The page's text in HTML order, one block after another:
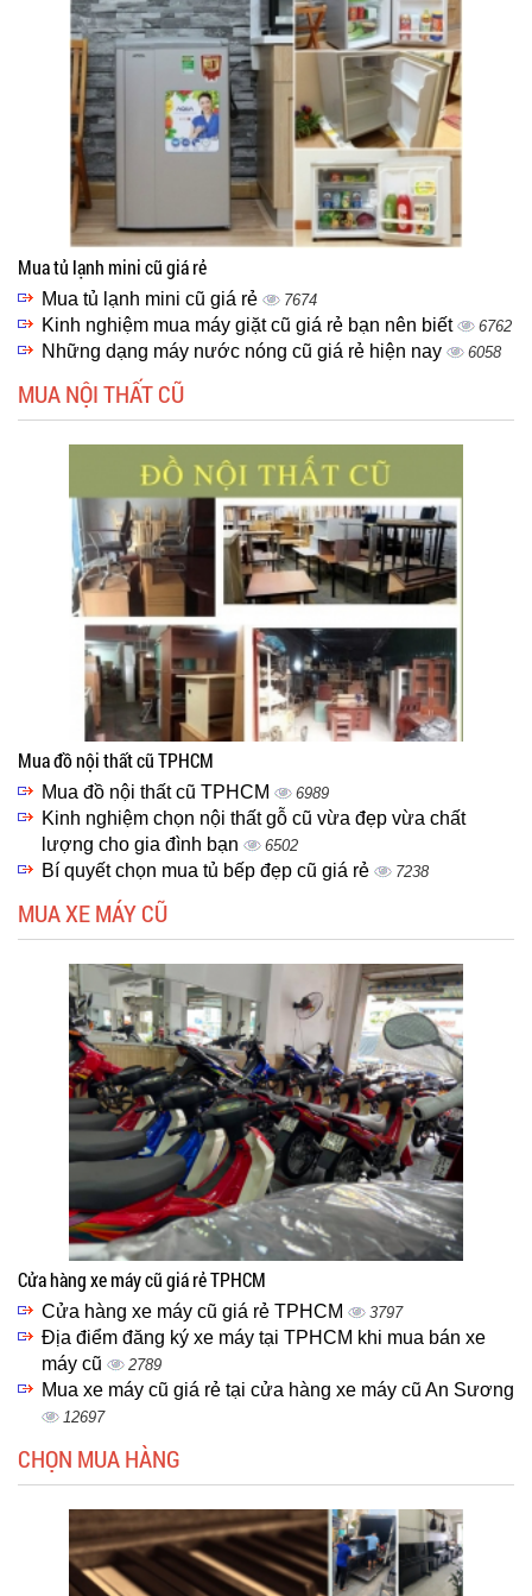
Mua tủ lạnh mini cũ giá rẻ
Mua tủ lạnh mini cũ giá rẻ 7674
Kinh nghiệm mua máy giặt cũ giá rẻ bạn nên biết 6762
Những dạng máy nước nóng cũ giá rẻ hiện nay 6058
MUA NỘI THẤT CŨ
Mua đồ nội thất cũ TPHCM
Mua đồ nội thất cũ TPHCM 6989
Kinh nghiệm chọn nội thất gỗ cũ vừa đẹp vừa chất
lượng cho gia đình bạn
6502
Bí quyết chọn mua tủ bếp đẹp cũ giá rẻ 7238
MUA XE MÁY CŨ
Cửa hàng xe máy cũ giá rẻ TPHCM
Cửa hàng xe máy cũ giá rẻ TPHCM 3797
Địa điểm đăng ký xe máy tại TPHCM khi mua bán xe
máy cũ
2789
Mua xe máy cũ giá rẻ tại cửa hàng xe máy cũ An Sương
12697
CHỌN MUA HÀNG